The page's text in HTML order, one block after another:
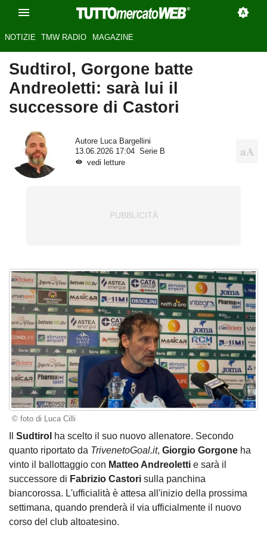
NOTIZIE TMW RADIO MAGAZINE
Sudtirol, Gorgone batte
Andreoletti: sarà lui il
successore di Castori
Autore Luca Bargellini
13.06.2026 17:04
Serie B
vedi letture
© foto di Luca Cilli
Sudtirol ha scelto il suo nuovo allenatore. Secondo
quanto riportato da TrivenetoGoal.it, Giorgio Gorgone ha
vinto il ballottaggio con Matteo Andreoletti e sarà il
successore di Fabrizio Castori sulla panchina
biancorossa. L'ufficialità è attesa all'inizio della prossima
settimana, quando prenderà il via ufficialmente il nuovo
corso del club altoatesino.